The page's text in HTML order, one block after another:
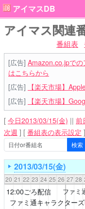
アイマスDB
アイマス関連
番組表
[広告] Amazon.co.jpで
はこちらから
[広告]
【楽天市場】
[広告]
【楽天市場】
[ 今日2013/03/15(金) || 前
次週 ] [ 番組表の表示設定 ]
2013/03/15(金)
20 21 22 23 24 25 26 27 28
12:00ごろ配信 ファミ
ファミ通キャラクター